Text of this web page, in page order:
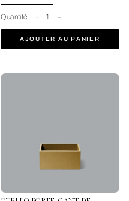
Quantité - 1 +
AJOUTER AU PANIER